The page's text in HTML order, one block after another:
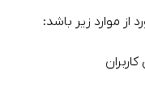
از موارد زیر باشد: